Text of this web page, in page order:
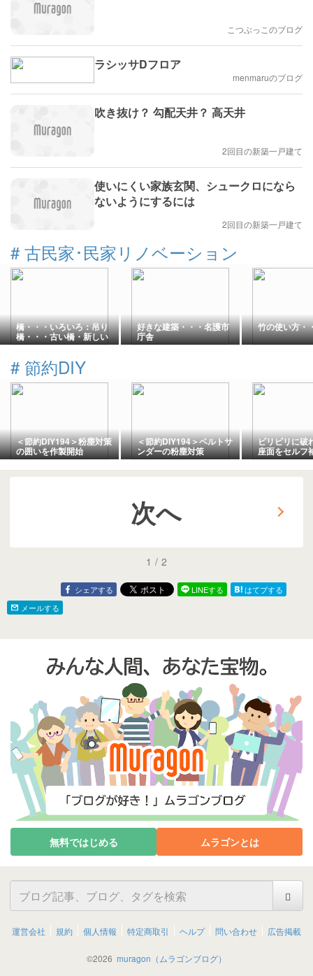
こつぶっこのブログ
ラシッサDフロア
menmaruのブログ
吹き抜け？ 勾配天井？ 高天井
2回目の新築一戸建て
使いにくい家族玄関、シュークロになら
ないようにするには
2回目の新築一戸建て
# 古民家･民家リノベーション
橋・・・いろいろ：吊り
橋・・・古い橋・新しい
技術の橋
好きな建築・・・名護市
庁舎
竹の使い方・
# 節約DIY
＜節約DIY194＞粉塵対策
の囲いを作製開始
＜節約DIY194＞ベルトサ
ンダーの粉塵対策
ビリビリに破
座面をセル
ぴったりのア
介
次へ
1 / 2
シェアする LINEする
はてブする
メールする
無料ではじめる ムラゴンとは
運営会社 規約 個人情報 特定商取引 ヘルプ 問い合わせ 広告掲載
©2026 muragon（ムラゴンブログ）